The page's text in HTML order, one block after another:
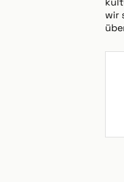
wir